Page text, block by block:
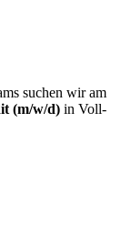
suchen wir am
(m/w/d) in Voll-